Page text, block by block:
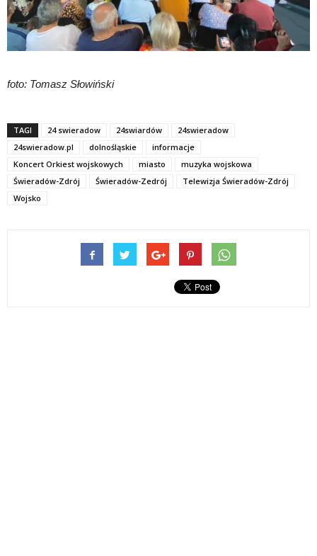
foto: Tomasz Słowiński
TAGI 24 swieradow 24swiardów
24swieradow
24swieradow.pl
dolnośląskie
informacje
Koncert Orkiest wojskowych
miasto
muzyka wojskowa
Świeradów-Zdrój
Świeradów-Zedrój
Telewizja Świeradów-Zdrój
Wojsko